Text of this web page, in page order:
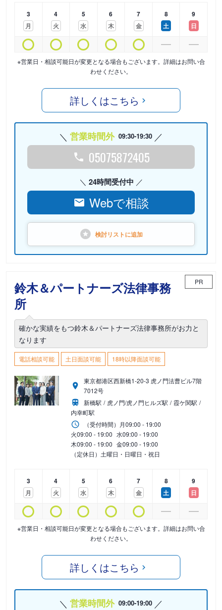
3
月
4
火
5
水
6
木
7
金
8
土
9
日
※営業日・相談可能日が変更となる場合もございます。詳細はお問い合
わせください。
詳しくはこちら
営業時間外 09:30-19:30
05075872405
24時間受付中
Webで相談
検討リストに追加
鈴木＆パートナーズ法律事務
所
PR
確かな実績をもつ鈴木＆パートナーズ法律事務所がお力と
なります
電話相談可能 土日面談可能 18時以降面談可能
東京都港区西新橋1-20-3 虎ノ門法曹ビル7階
7012号
新橋駅
虎ノ門/虎ノ門ヒルズ駅
霞ケ関駅
内幸町駅
（受付時間） 月09:00 - 19:00
火09:00 - 19:00 水09:00 - 19:00
木09:00 - 19:00 金09:00 - 19:00
（定休日）土曜日・日曜日・祝日
3
月
4
火
5
水
6
木
7
金
8
土
9
日
※営業日・相談可能日が変更となる場合もございます。詳細はお問い合
わせください。
詳しくはこちら
営業時間外 09:00-19:00